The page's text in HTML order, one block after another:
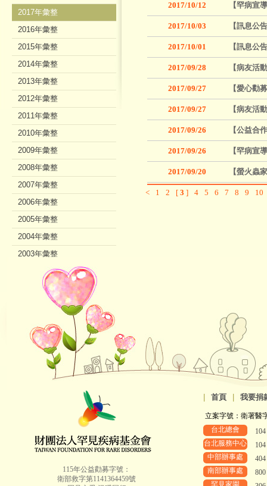
2017/10/12 【罕病宣
2017/10/03 【訊息公
2017/10/01 【訊息公
2017/09/28 【病友活
2017/09/27 【愛心勸
2017/09/27 【病友活
2017/09/26 【公益合
2017/09/26 【罕病宣
2017/09/20 【螢火蟲
< 1 2 [ 3 ] 4 5 6 7 8 9 10
2017年彙整
2016年彙整
2015年彙整
2014年彙整
2013年彙整
2012年彙整
2011年彙整
2010年彙整
2009年彙整
2008年彙整
2007年彙整
2006年彙整
2005年彙整
2004年彙整
2003年彙整
2002年彙整
115年公益勸募字號：
衛部救字第1141364459號
首頁 我要捐
立案字號：衛署醫
台北總會
台北服務中心
中部辦事處
南部辦事處
罕見家園